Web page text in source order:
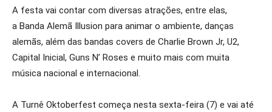
A festa vai contar com diversas atrações, entre elas,
a Banda Alemã Illusion para animar o ambiente, danças
alemãs, além das bandas covers de Charlie Brown Jr, U2,
Capital Inicial, Guns N’ Roses e muito mais com muita
música nacional e internacional.
A Turnê Oktoberfest começa nesta sexta-feira (7) e vai até